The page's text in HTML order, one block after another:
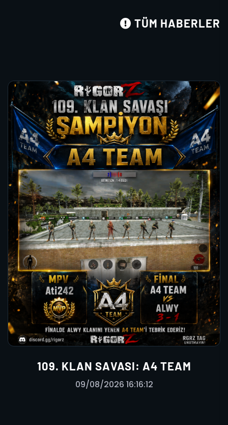
TÜM HABERLER
109. KLAN SAVASI: A4 TEAM
09/08/2026 16:16:12